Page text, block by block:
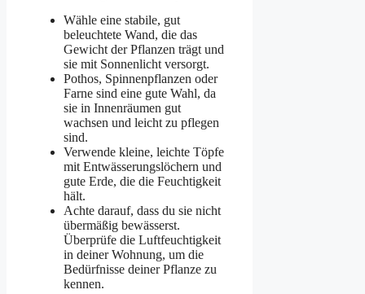
Wähle eine stabile, gut
beleuchtete Wand, die das
Gewicht der Pflanzen trägt und
sie mit Sonnenlicht versorgt.
Pothos, Spinnenpflanzen oder
Farne sind eine gute Wahl, da
sie in Innenräumen gut
wachsen und leicht zu pflegen
sind.
Verwende kleine, leichte Töpfe
mit Entwässerungslöchern und
gute Erde, die die Feuchtigkeit
hält.
Achte darauf, dass du sie nicht
übermäßig bewässerst.
Überprüfe die Luftfeuchtigkeit
in deiner Wohnung, um die
Bedürfnisse deiner Pflanze zu
kennen.